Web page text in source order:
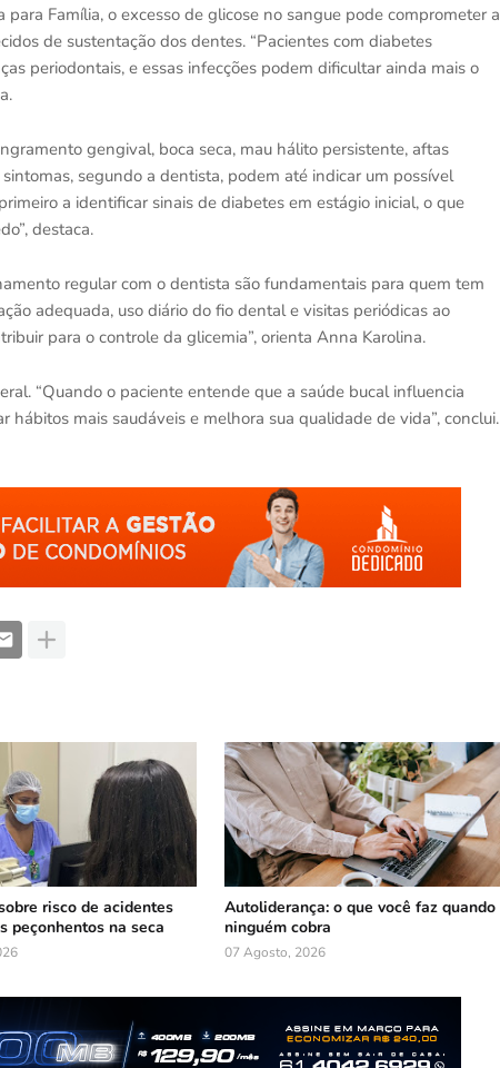
Família, o excesso de glicose no sangue pode comprometer a
de sustentação dos dentes. “Pacientes com diabetes
periodontais, e essas infecções podem dificultar ainda mais o
gengival, boca seca, mau hálito persistente, aftas
segundo a dentista, podem até indicar um possível
a identificar sinais de diabetes em estágio inicial, o que
destaca.
regular com o dentista são fundamentais para quem tem
adequada, uso diário do fio dental e visitas periódicas ao
para o controle da glicemia”, orienta Anna Karolina.
“Quando o paciente entende que a saúde bucal influencia
mais saudáveis e melhora sua qualidade de vida”, conclui.
risco de acidentes
peçonhentos na seca
Autoliderança: o que você faz quando
ninguém cobra
07 Agosto, 2026